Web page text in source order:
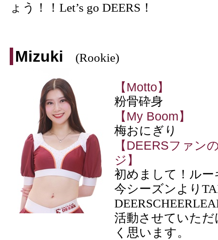
ょう！！Let’s go DEERS！
Mizuki (Rookie)
【Motto】
​粉骨砕身
【My Boom】
梅おにぎり
【DEERSファン
ジ】
初めまして！ル
今シーズンより
活動させていた
く思います。